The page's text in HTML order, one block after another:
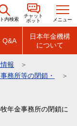
内検索
チャット
ボット
メニュー
Q&A
日本年金機構
について
報
務所等の閉鎖・
年金事務所の閉鎖に